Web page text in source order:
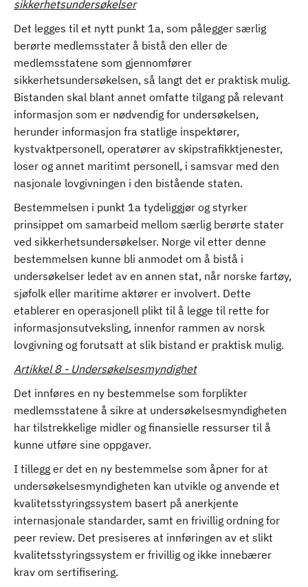
sikkerhetsundersøkelser
Det legges til et nytt punkt 1a, som pålegger særlig
berørte medlemsstater å bistå den eller de
medlemsstatene som gjennomfører
sikkerhetsundersøkelsen, så langt det er praktisk mulig.
Bistanden skal blant annet omfatte tilgang på relevant
informasjon som er nødvendig for undersøkelsen,
herunder informasjon fra statlige inspektører,
kystvaktpersonell, operatører av skipstrafikktjenester,
loser og annet maritimt personell, i samsvar med den
nasjonale lovgivningen i den bistående staten.
Bestemmelsen i punkt 1a tydeliggjør og styrker
prinsippet om samarbeid mellom særlig berørte stater
ved sikkerhetsundersøkelser. Norge vil etter denne
bestemmelsen kunne bli anmodet om å bistå i
undersøkelser ledet av en annen stat, når norske fartøy,
sjøfolk eller maritime aktører er involvert. Dette
etablerer en operasjonell plikt til å legge til rette for
informasjonsutveksling, innenfor rammen av norsk
lovgivning og forutsatt at slik bistand er praktisk mulig.
Artikkel 8 - Undersøkelsesmyndighet
Det innføres en ny bestemmelse som forplikter
medlemsstatene å sikre at undersøkelsesmyndigheten
har tilstrekkelige midler og finansielle ressurser til å
kunne utføre sine oppgaver.
I tillegg er det en ny bestemmelse som åpner for at
undersøkelsesmyndigheten kan utvikle og anvende et
kvalitetsstyringssystem basert på anerkjente
internasjonale standarder, samt en frivillig ordning for
peer review. Det presiseres at innføringen av et slikt
kvalitetsstyringssystem er frivillig og ikke innebærer
krav om sertifisering.